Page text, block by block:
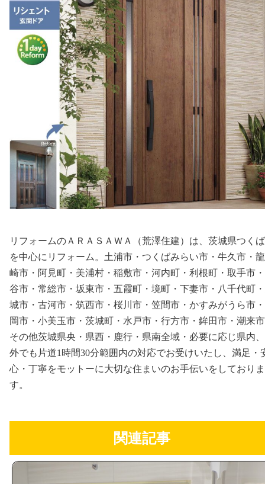
リフォームのＡＲＡＳＡＷＡ（荒澤住建）は、茨城県つく
を中心にリフォーム。土浦市・つくばみらい市・牛久市・
崎市・阿見町・美浦村・稲敷市・河内町・利根町・取手市
谷市・常総市・坂東市・五霞町・境町・下妻市・八千代町
城市・古河市・筑西市・桜川市・笠間市・かすみがうら市
岡市・小美玉市・茨城町・水戸市・行方市・鉾田市・潮来
その他茨城県央・県西・鹿行・県南全域・必要に応じ県内
外でも片道1時間30分範囲内の対応でお受けいたし、満足・
心・丁寧をモットーに大切な住まいのお手伝いをしておりま
す。
関連記事